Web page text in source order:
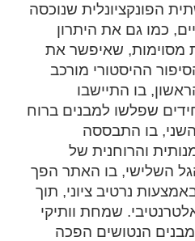
הפונקציונלית שנוכסה
כמו גם את היתרון
מסוימות, שאיפשר את
ההיסטורי מורכב
בו התיישבו
שפלשו למבנים ברוח
השני, בו התבססה
והרוחנית של
השלישי, בו האתר הפך
נרטיב ציוני, תוך
שמחת וותיקי
הנטושים הפכה